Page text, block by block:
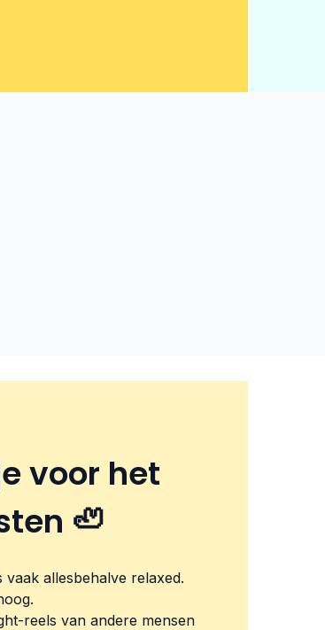
voor het
🦥
allesbehalve relaxed.
reels van andere mensen